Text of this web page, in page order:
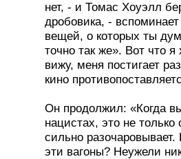
нет, - и Томас Хоуэлл
дробовика, -
вещей, о которых ты
точно так же». Вот что я
вижу, меня постигает
кино
Он продолжил: «Когда
нацистах, это не
сильно
эти вагоны? Неужели